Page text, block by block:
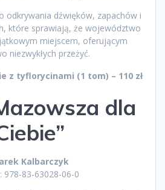
odkrywania dźwięków, zapachów i
które sprawiają, że województwo
miejscem, oferującym
niezwykłych przeżyć.
z tyflorycinami (1 tom) – 110 zł
dla
Kalbarczyk
978-83-63028-06-0